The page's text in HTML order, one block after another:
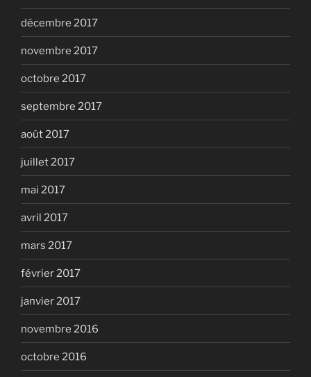
décembre 2017
novembre 2017
octobre 2017
septembre 2017
août 2017
juillet 2017
mai 2017
avril 2017
mars 2017
février 2017
janvier 2017
novembre 2016
octobre 2016